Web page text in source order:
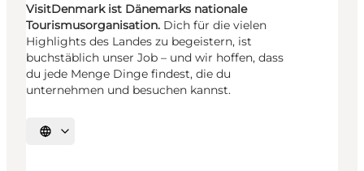
VisitDenmark ist Dänemarks nationale
Tourismusorganisation. Dich für die vielen
Highlights des Landes zu begeistern, ist
buchstäblich unser Job – und wir hoffen, dass
du jede Menge Dinge findest, die du
unternehmen und besuchen kannst.
Sprache auswählen